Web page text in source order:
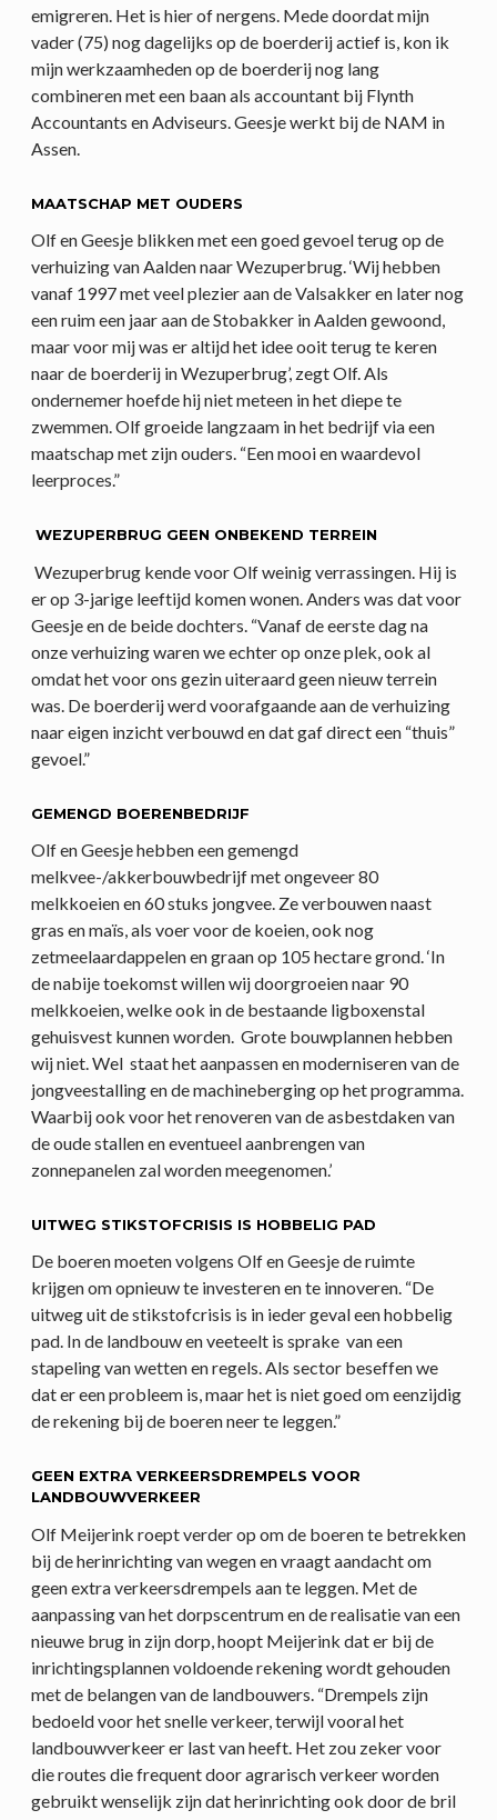
emigreren. Het is hier of nergens. Mede doordat mijn
vader (75) nog dagelijks op de boerderij actief is, kon ik
mijn werkzaamheden op de boerderij nog lang
combineren met een baan als accountant bij Flynth
Accountants en Adviseurs. Geesje werkt bij de NAM in
Assen.
MAATSCHAP MET OUDERS
Olf en Geesje blikken met een goed gevoel terug op de
verhuizing van Aalden naar Wezuperbrug. ‘Wij hebben
vanaf 1997 met veel plezier aan de Valsakker en later nog
een ruim een jaar aan de Stobakker in Aalden gewoond,
maar voor mij was er altijd het idee ooit terug te keren
naar de boerderij in Wezuperbrug’, zegt Olf. Als
ondernemer hoefde hij niet meteen in het diepe te
zwemmen. Olf groeide langzaam in het bedrijf via een
maatschap met zijn ouders. “Een mooi en waardevol
leerproces.”
WEZUPERBRUG GEEN ONBEKEND TERREIN
Wezuperbrug kende voor Olf weinig verrassingen. Hij is
er op 3-jarige leeftijd komen wonen. Anders was dat voor
Geesje en de beide dochters. “Vanaf de eerste dag na
onze verhuizing waren we echter op onze plek, ook al
omdat het voor ons gezin uiteraard geen nieuw terrein
was. De boerderij werd voorafgaande aan de verhuizing
naar eigen inzicht verbouwd en dat gaf direct een “thuis”
gevoel.”
GEMENGD BOERENBEDRIJF
Olf en Geesje hebben een gemengd
melkvee-/akkerbouwbedrijf met ongeveer 80
melkkoeien en 60 stuks jongvee. Ze verbouwen naast
gras en maïs, als voer voor de koeien, ook nog
zetmeelaardappelen en graan op 105 hectare grond. ‘In
de nabije toekomst willen wij doorgroeien naar 90
melkkoeien, welke ook in de bestaande ligboxenstal
gehuisvest kunnen worden. Grote bouwplannen hebben
wij niet. Wel staat het aanpassen en moderniseren van de
jongveestalling en de machineberging op het programma.
Waarbij ook voor het renoveren van de asbestdaken van
de oude stallen en eventueel aanbrengen van
zonnepanelen zal worden meegenomen.’
UITWEG STIKSTOFCRISIS IS HOBBELIG PAD
De boeren moeten volgens Olf en Geesje de ruimte
krijgen om opnieuw te investeren en te innoveren. “De
uitweg uit de stikstofcrisis is in ieder geval een hobbelig
pad. In de landbouw en veeteelt is sprake van een
stapeling van wetten en regels. Als sector beseffen we
dat er een probleem is, maar het is niet goed om eenzijdig
de rekening bij de boeren neer te leggen.”
GEEN EXTRA VERKEERSDREMPELS VOOR
LANDBOUWVERKEER
Olf Meijerink roept verder op om de boeren te betrekken
bij de herinrichting van wegen en vraagt aandacht om
geen extra verkeersdrempels aan te leggen. Met de
aanpassing van het dorpscentrum en de realisatie van een
nieuwe brug in zijn dorp, hoopt Meijerink dat er bij de
inrichtingsplannen voldoende rekening wordt gehouden
met de belangen van de landbouwers. “Drempels zijn
bedoeld voor het snelle verkeer, terwijl vooral het
landbouwverkeer er last van heeft. Het zou zeker voor
die routes die frequent door agrarisch verkeer worden
gebruikt wenselijk zijn dat herinrichting ook door de bril